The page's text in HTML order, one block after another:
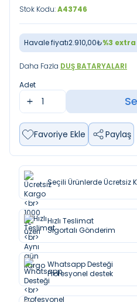
Stok Kodu:A43746
Havale fiyatı2.910,00₺%3
Daha Fazla DUŞ BATARYALARI
Adet
Favoriye Ekle Paylaş
Seçili Ürünlerde Ücretsiz
Hızlı Teslimat
Sigortalı Gönderim
Whatsapp Desteği
Profesyonel destek